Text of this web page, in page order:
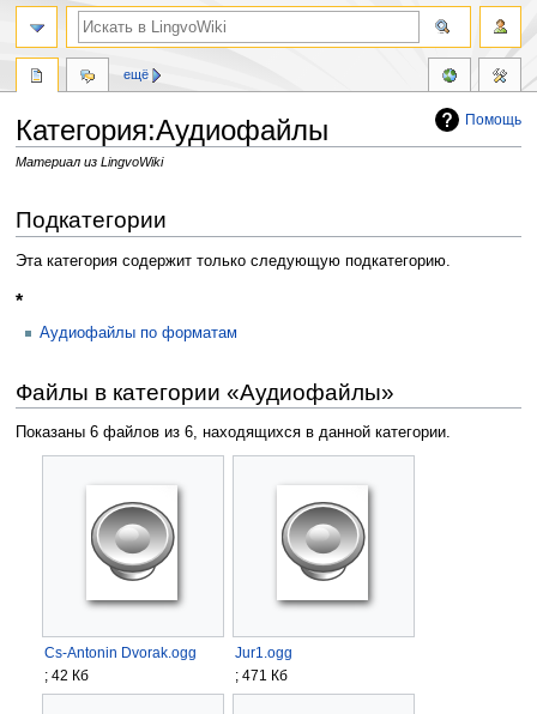
Помощь
Категория:Аудиофайлы
Материал из LingvoWiki
Подкатегории
Эта категория содержит только следующую подкатегорию.
*
Аудиофайлы по форматам
Файлы в категории «Аудиофайлы»
Показаны 6 файлов из 6, находящихся в данной категории.
Cs-Antonin Dvorak.ogg
; 42 Кб
Jur1.ogg
; 471 Кб
ещё